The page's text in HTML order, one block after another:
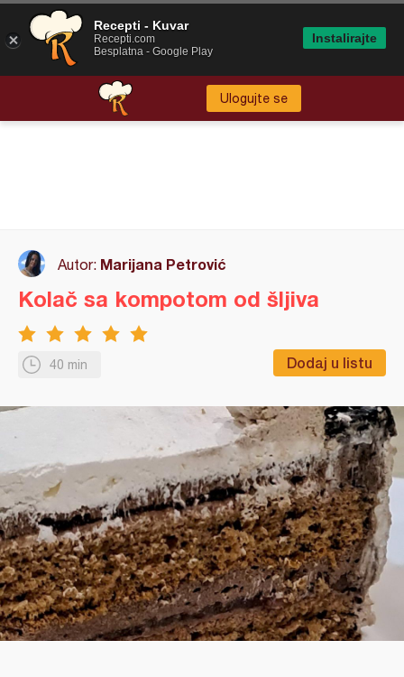
Ulogujte se
Autor: Marijana Petrović
40 min Dodaj u listu
Kolač sa kompotom od šljiva
Recepti - Kuvar
Recepti.com
Besplatna - Google Play
Instalirajte